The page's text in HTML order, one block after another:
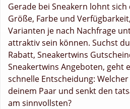
Gerade bei Sneakern lohnt
Größe, Farbe und
Varianten je nach Nachfrage
attraktiv sein können. Suchst
Rabatt, Sneakertwins
Sneakertwins Angeboten, geht
schnelle Entscheidung:
deinem Paar und senkt den
am sinnvollsten?